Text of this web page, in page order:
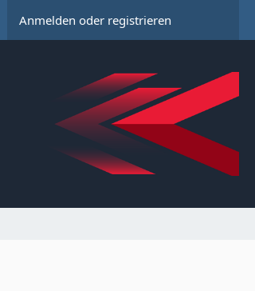
Anmelden oder registrieren